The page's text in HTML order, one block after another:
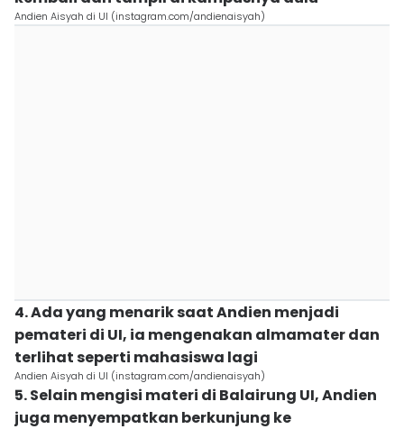
Andien Aisyah di UI (instagram.com/andienaisyah)
4. Ada yang menarik saat Andien menjadi
pemateri di UI, ia mengenakan almamater dan
terlihat seperti mahasiswa lagi
Andien Aisyah di UI (instagram.com/andienaisyah)
5. Selain mengisi materi di Balairung UI, Andien
juga menyempatkan berkunjung ke